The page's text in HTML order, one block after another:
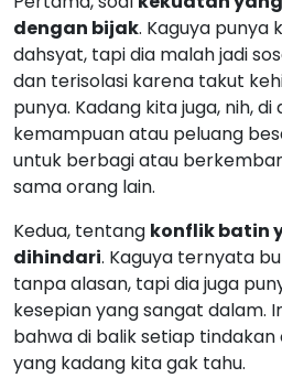
Kedua, tentangkonflik batin
dihindari. Kaguya ternyata
tanpa alasan, tapi dia juga
kesepian yang sangat dalam.
bahwa di balik setiap tindakan
yang kadang kita gak tahu.
kerja sama dan
banget. Cucu-cucunya,
yang akhirnya berhasil
karena mereka lebih kuat
kerja sama dan pakai strategi.
bisnis online, kerja sama juga
berkembang.